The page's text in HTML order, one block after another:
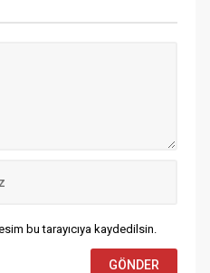
bu tarayıcıya kaydedilsin.